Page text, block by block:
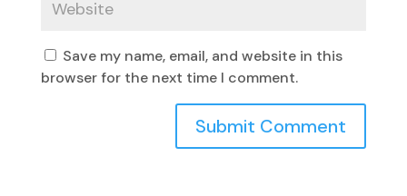
Save my name, email, and website in this
browser for the next time I comment.